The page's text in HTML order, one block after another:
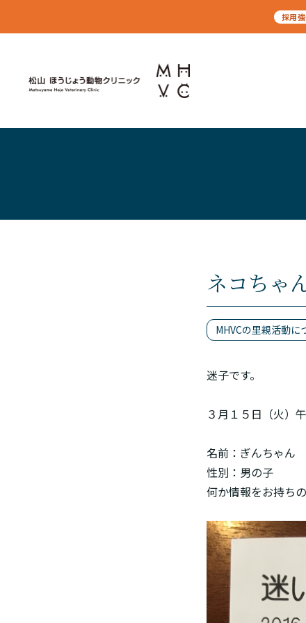
採用
ネコちゃ
MHVCの里親活動に
迷子です。
３月１５日（火）
名前：ぎんちゃん
性別：男の子
何か情報をお持ち